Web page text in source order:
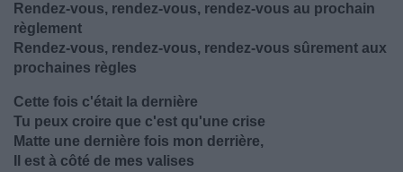
Rendez-vous, rendez-vous, rendez-vous au prochain
règlement
Rendez-vous, rendez-vous, rendez-vous sûrement aux
prochaines règles
Cette fois c'était la dernière
Tu peux croire que c'est qu'une crise
Matte une dernière fois mon derrière,
Il est à côté de mes valises